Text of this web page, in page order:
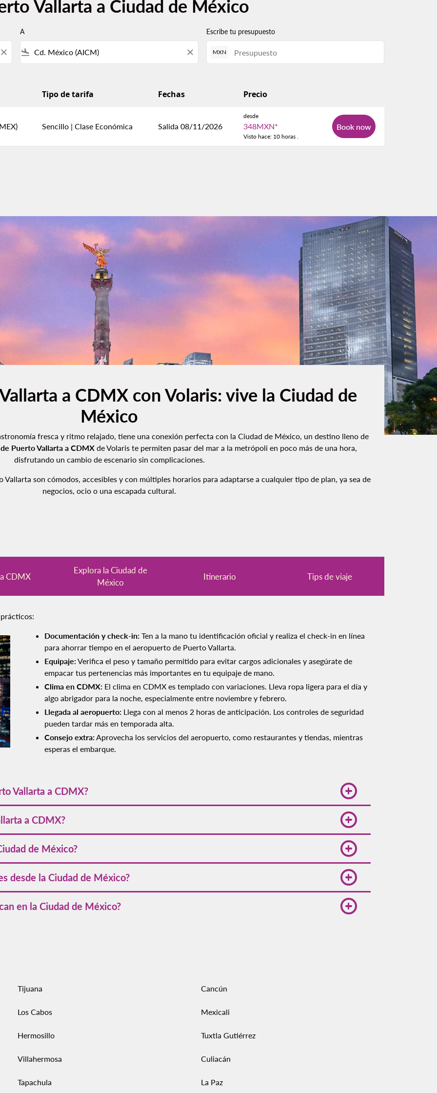
Vallarta a Ciudad de México
close
A
flight_land close
Escribe tu presupuesto
MXN
Tipo de tarifa Fechas Precio
Sencillo | Clase Económica Salida 08/11/2026
desde
348MXN*
Visto hace: 10 horas .
Book now
a CDMX con Volaris: vive la Ciudad de
México
fresca y ritmo relajado, tiene una conexión perfecta con la Ciudad de México, un destino lleno de
Puerto Vallarta a CDMXde Volaris te permiten pasar del mar a la metrópoli en poco más de una hora,
disfrutando un cambio de escenario sin complicaciones.
Vallarta son cómodos, accesibles y con múltiples horarios para adaptarse a cualquier tipo de plan, ya sea de
negocios, ocio o una escapada cultural.
CDMX
Explora la Ciudad de
México
Itinerario Tips de viaje
Documentación y check-in: Ten a la mano tu identificación oficial y realiza el check-in en línea
para ahorrar tiempo en el aeropuerto de Puerto Vallarta.
Equipaje:Verifica el peso y tamaño permitido para evitar cargos adicionales y asegúrate de
empacar tus pertenencias más importantes en tu equipaje de mano.
Clima en CDMX: El clima en CDMX es templado con variaciones. Lleva ropa ligera para el día y
algo abrigador para la noche, especialmente entre noviembre y febrero.
Llegada al aeropuerto: Llega con al menos 2 horas de anticipación. Los controles de seguridad
pueden tardar más en temporada alta.
Consejo extra:Aprovecha los servicios del aeropuerto, como restaurantes y tiendas, mientras
esperas el embarque.
Vallarta a CDMX?
a CDMX?
de México?
desde la Ciudad de México?
en la Ciudad de México?
Tijuana Cancún
Los Cabos Mexicali
Hermosillo Tuxtla Gutiérrez
Villahermosa Culiacán
Tapachula La Paz